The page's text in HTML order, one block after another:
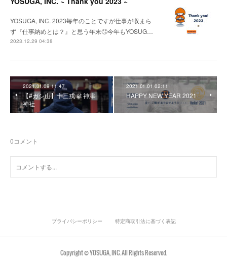
YOSUGA, INC. 2023毎年のことですが仕事が収まら
ず『仕事納めとは？』と思う年末🙄今年もYOSUG…
2023.12.29 04:38
2021.01.09 11:47
【#ガシ山】十三戎 at 神津
神社
2021.01.01 02:11
HAPPY NEW YEAR 2021
0コメント
プライバシーポリシー 特定商取引法に基づく表記
Copyright © YOSUGA, INC. All Rights Reserved.